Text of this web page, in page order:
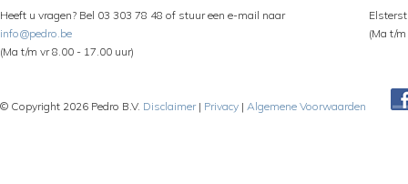
Heeft u vragen? Bel 03 303 78 48 of stuur een e-mail naar
info@pedro.be
(Ma t/m vr 8.00 - 17.00 uur)
(Ma t/
© Copyright 2026 Pedro B.V. Disclaimer| Privacy | Algemene Voorwaarden